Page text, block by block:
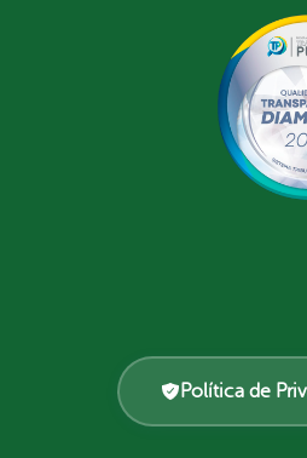
Política de